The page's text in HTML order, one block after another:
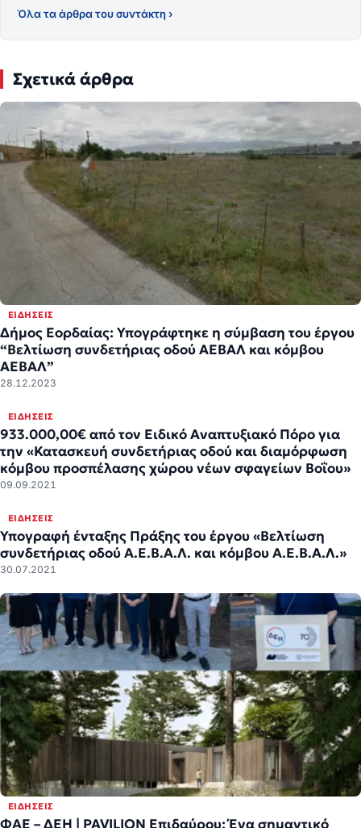
Όλα τα άρθρα του συντάκτη ›
Σχετικά άρθρα
ΕΙΔΉΣΕΙΣ
Δήμος Εορδαίας: Υπογράφτηκε η σύμβαση του έργου
“Βελτίωση συνδετήριας οδού ΑΕΒΑΛ και κόμβου
ΑΕΒΑΛ”
28.12.2023
ΕΙΔΉΣΕΙΣ
933.000,00€ από τον Ειδικό Αναπτυξιακό Πόρο για
την «Κατασκευή συνδετήριας οδού και διαμόρφωση
κόμβου προσπέλασης χώρου νέων σφαγείων Βοΐου»
09.09.2021
ΕΙΔΉΣΕΙΣ
Υπογραφή ένταξης Πράξης του έργου «Βελτίωση
συνδετήριας οδού Α.Ε.Β.Α.Λ. και κόμβου Α.Ε.Β.Α.Λ.»
30.07.2021
ΕΙΔΉΣΕΙΣ